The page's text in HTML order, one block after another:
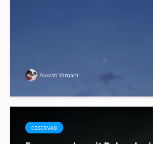
Avivah Yamani
OBSERVASI